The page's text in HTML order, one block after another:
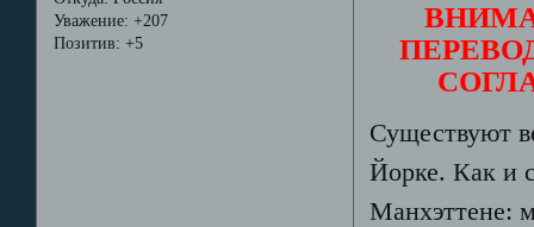
Уважение: +207
Позитив: +5
Существуют
Йорке. Как и
Манхэттене: